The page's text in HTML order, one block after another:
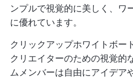
ンプルで視覚的に美しく、ワ
に優れています。
クリックアップホワイトボー
クリエイターのための視覚的
ムメンバーは自由にアイデア